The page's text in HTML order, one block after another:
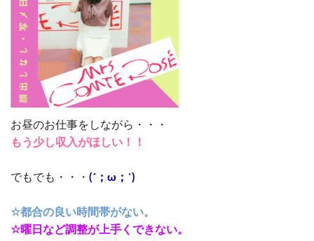
お昼のお仕事をしながら・・・
もう少し収入がほしい！！
でもでも・・・ (´；ω；`)
☆都合の良い時間帯がない。
☆曜日など調整が上手くできない。